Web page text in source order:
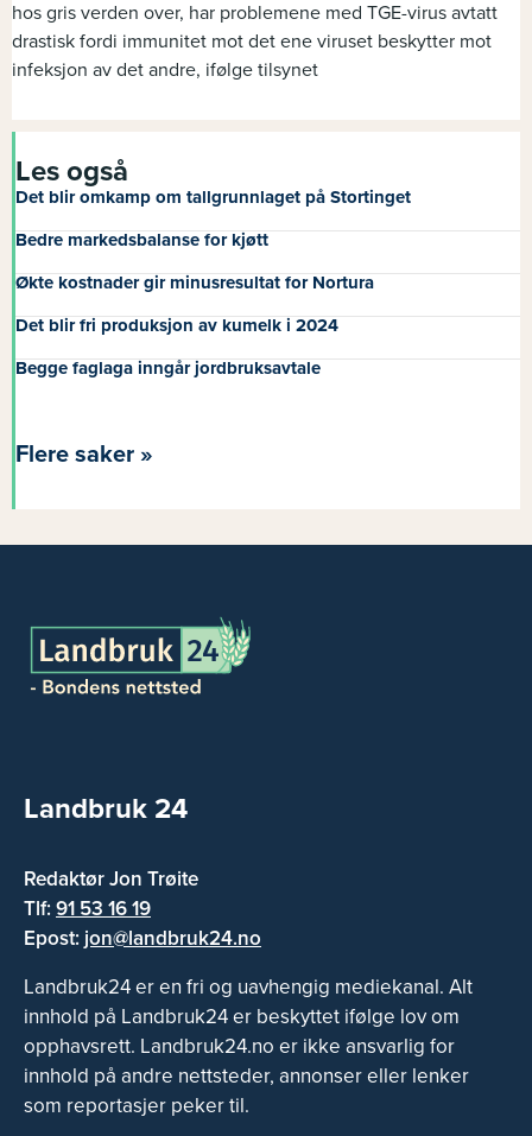
hos gris verden over, har problemene med TGE-virus avtatt
drastisk fordi immunitet mot det ene viruset beskytter mot
infeksjon av det andre, ifølge tilsynet
Les også
Det blir omkamp om tallgrunnlaget på Stortinget
Bedre markedsbalanse for kjøtt
Økte kostnader gir minusresultat for Nortura
Det blir fri produksjon av kumelk i 2024
Begge faglaga inngår jordbruksavtale
Flere saker »
Landbruk 24
Redaktør Jon Trøite
Tlf:91 53 16 19
Epost: jon@landbruk24.no
Landbruk24 er en fri og uavhengig mediekanal. Alt
innhold på Landbruk24 er beskyttet ifølge lov om
opphavsrett. Landbruk24.no er ikke ansvarlig for
innhold på andre nettsteder, annonser eller lenker
som reportasjer peker til.